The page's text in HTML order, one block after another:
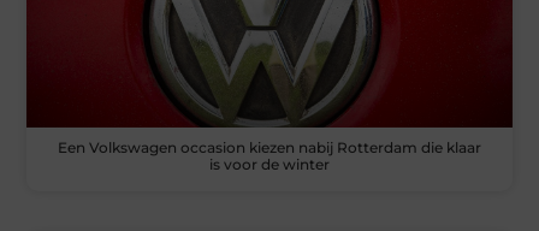
Een Volkswagen occasion kiezen nabij Rotterdam die klaar
is voor de winter